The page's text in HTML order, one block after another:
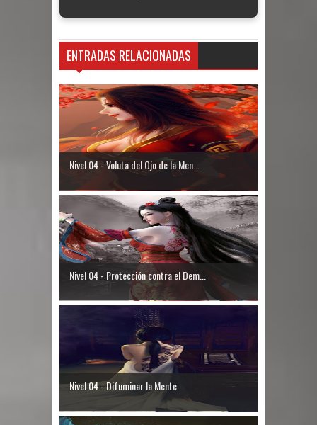
ENTRADAS RELACIONADAS
Nivel 04 - Voluta del Ojo de la Men...
Nivel 04 - Protección contra el Dem...
Nivel 04 - Difuminar la Mente